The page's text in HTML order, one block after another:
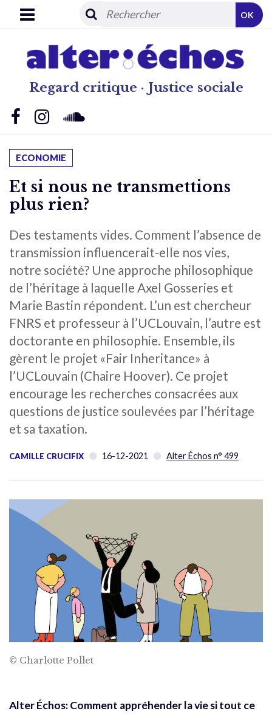
Regard critique · Justice sociale
OK
ECONOMIE
Et si nous ne transmettions
plus rien?
Des testaments vides. Comment l’absence de
transmission influencerait-elle nos vies,
notre société? Une approche philosophique
de l’héritage à laquelle Axel Gosseries et
Marie Bastin répondent. L’un est chercheur
FNRS et professeur à l’UCLouvain, l’autre est
doctorante en philosophie. Ensemble, ils
gèrent le projet «Fair Inheritance» à
l’UCLouvain (Chaire Hoover). Ce projet
encourage les recherches consacrées aux
questions de justice soulevées par l’héritage
et sa taxation.
CAMILLE CRUCIFIX 16-12-2021 Alter Échos n° 499
© Charlotte Pollet
Alter Échos:Comment appréhender la vie si tout ce